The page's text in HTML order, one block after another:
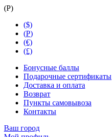
(Р)
($)
(Р)
(€)
(£)
Бонусные баллы
Подарочные сертификаты
Доставка и оплата
Возврат
Пункты самовывоза
Контакты
Ваш город